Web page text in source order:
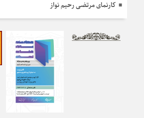
کارنمای مرتضی رحیم نواز